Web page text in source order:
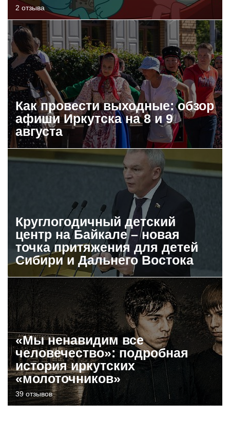
2 отзыва
Как провести выходные: обзор
афиши Иркутска на 8 и 9
августа
Круглогодичный детский
центр на Байкале – новая
точка притяжения для детей
Сибири и Дальнего Востока
«Мы ненавидим все
человечество»: подробная
история иркутских
«молоточников»
39 отзывов